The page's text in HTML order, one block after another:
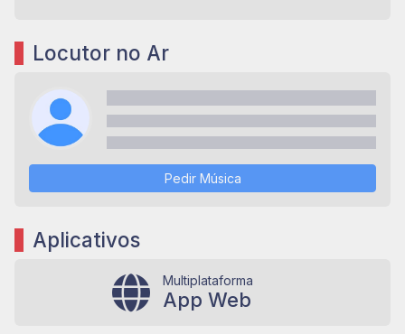
Locutor no Ar
Pedir Música
Aplicativos
Multiplataforma
App Web